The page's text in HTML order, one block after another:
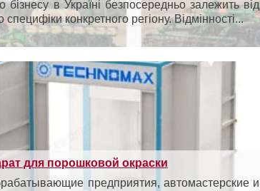
бізнесу в Україні безпосередньо залежить від
конкретного регіону. Відмінності...
для порошковой окраски
предприятия, автомастерские и